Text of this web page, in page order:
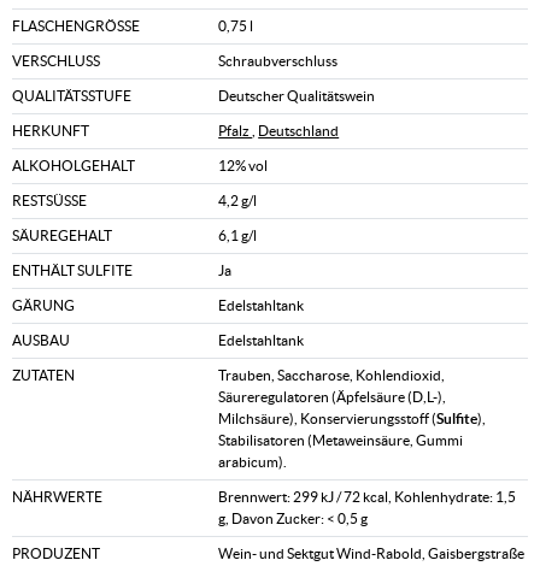
FLASCHENGRÖSSE 0,75 l
VERSCHLUSS Schraubverschluss
QUALITÄTSSTUFE Deutscher Qualitätswein
HERKUNFT Pfalz Deutschland
ALKOHOLGEHALT 12% vol
RESTSÜSSE 4,2 g/l
SÄUREGEHALT 6,1 g/l
ENTHÄLT SULFITE Ja
GÄRUNG Edelstahltank
AUSBAU Edelstahltank
ZUTATEN
Trauben, Saccharose, Kohlendioxid,
Säureregulatoren (Äpfelsäure (D,L-),
Milchsäure), Konservierungsstoff (Sulfite),
Stabilisatoren (Metaweinsäure, Gummi
arabicum).
NÄHRWERTE
Brennwert: 299 kJ / 72 kcal, Kohlenhydrate: 1,5
g, Davon Zucker: < 0,5 g
PRODUZENT
Wein- und Sektgut Wind-Rabold, Gaisbergstraße